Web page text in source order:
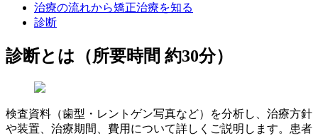
治療の流れから矯正治療を知る
診断
診断とは（所要時間 約30分）
検査資料（歯型・レントゲン写真など）を分析し、治療方針
や装置、治療期間、費用について詳しくご説明します。患者